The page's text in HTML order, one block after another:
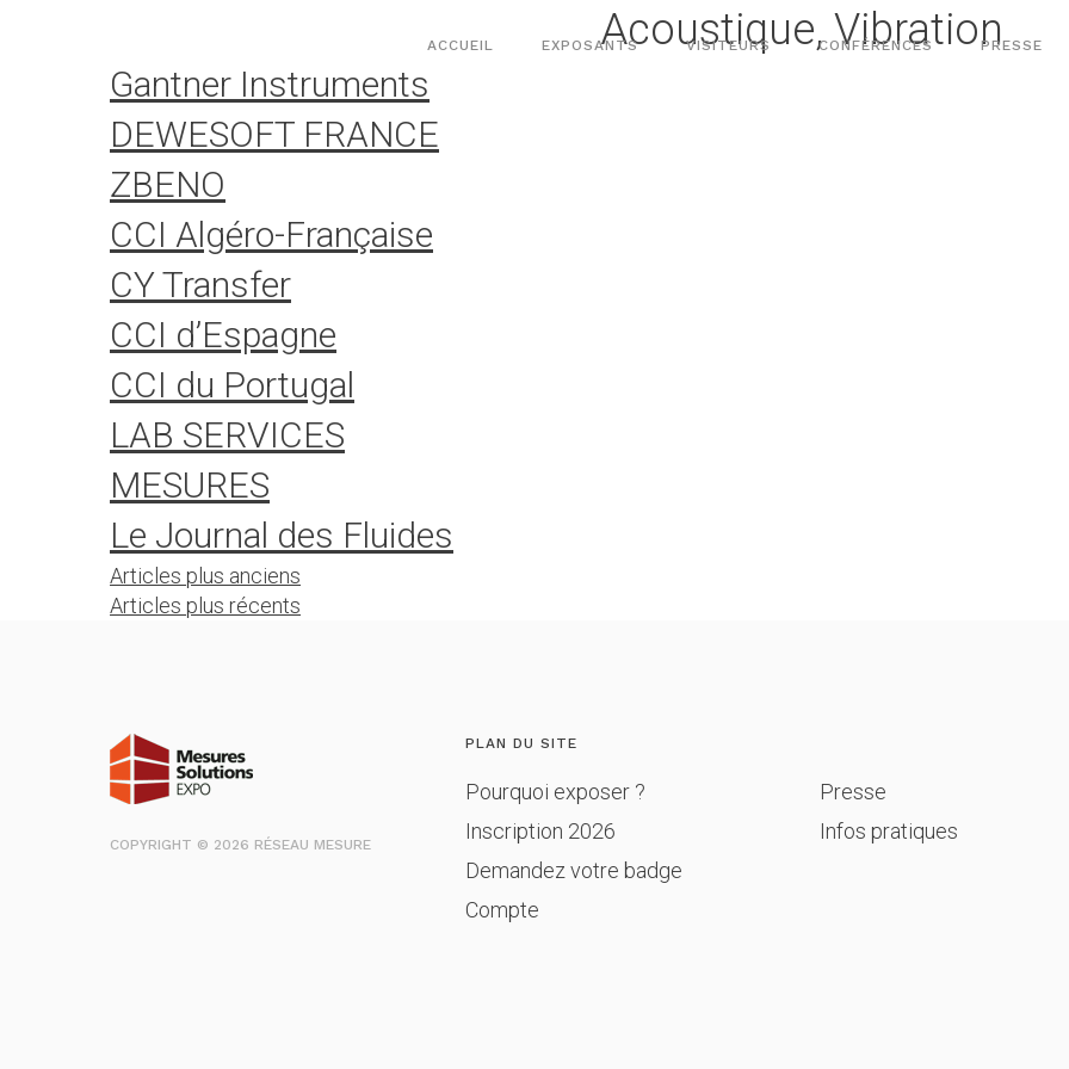
ACCUEIL EXPOSANTS VISITEURS CONFÉRENCES PRESSE
Acoustique, Vibration
Gantner Instruments
DEWESOFT FRANCE
ZBENO
CCI Algéro-Française
CY Transfer
CCI d’Espagne
CCI du Portugal
LAB SERVICES
MESURES
Le Journal des Fluides
Navigation
Articles plus anciens
Articles plus récents
COPYRIGHT © 2026 RÉSEAU MESURE
PLAN DU SITE
Pourquoi exposer ?
Inscription 2026
Demandez votre badge
Compte
Presse
Infos pratiques